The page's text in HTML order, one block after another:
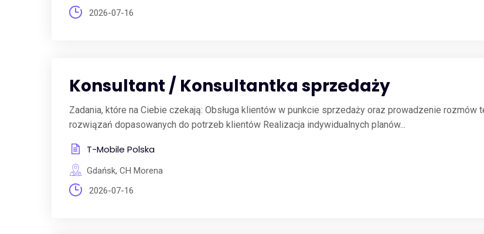
2026-07-16
Konsultant / Konsultantka sprzedaży
Zadania, które na Ciebie czekają: Obsługa klientów w punkcie sprzedaży oraz prowadzenie
rozwiązań dopasowanych do potrzeb klientów Realizacja indywidualnych planów...
T-Mobile Polska
Gdańsk, CH Morena
2026-07-16